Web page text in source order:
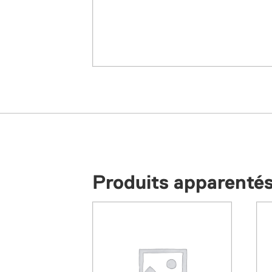
Produits